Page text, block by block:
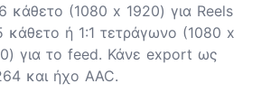
κάθετο (1080 x 1920) για Reels
κάθετο ή 1:1 τετράγωνο (1080 x
για το feed. Κάνε export ως
και ήχο AAC.